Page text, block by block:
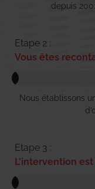
depuis
Etape 2 :
Vous êtes
Nous établissons
Etape 3 :
L'intervention